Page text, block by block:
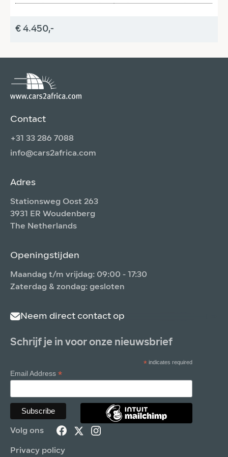
€ 4.450,-
Contact
+31 33 286 7088
info@cars2africa.com
Adres
Stationsweg Oost 263
3931 ER Woudenberg
The Netherlands
Openingstijden
Maandag t/m vrijdag: 09:00 - 17:30
Zaterdag & zondag: gesloten
Neem direct contact op
Schrijf je in voor onze nieuwsbrief
*indicates required
Email Address*
Volg ons
Privacy policy